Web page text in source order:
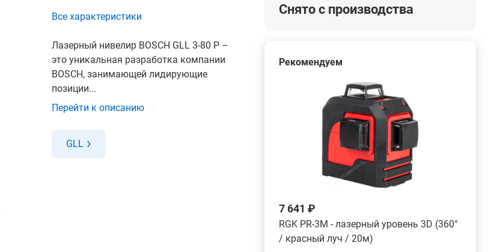
Все характеристики
Лазерный нивелир BOSCH GLL 3-80 P –
это уникальная разработка компании
BOSCH, занимающей лидирующие
позиции...
Перейти к описанию
GLL
Снято с производства
Рекомендуем
7 641 ₽
RGK PR-3M - лазерный уровень 3D (360°
/ красный луч / 20м)